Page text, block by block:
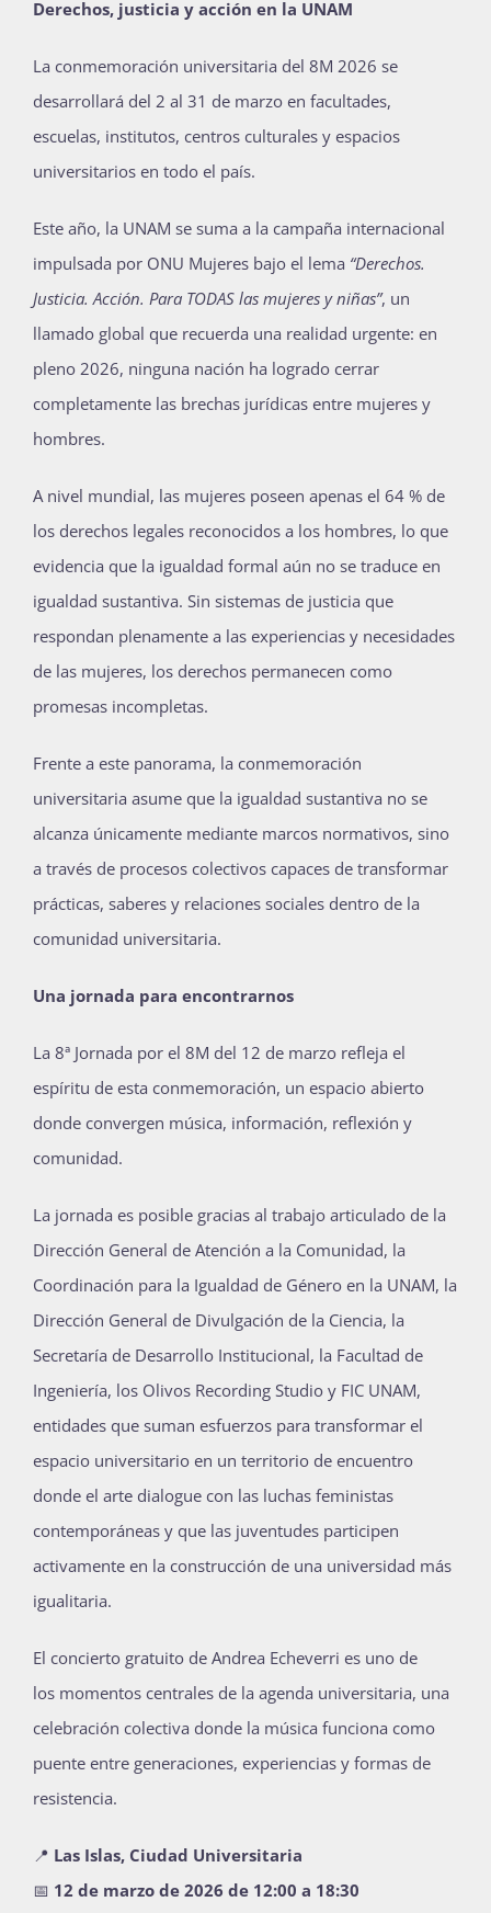
Derechos, justicia y acción en la UNAM
La conmemoración universitaria del 8M 2026 se
desarrollará del 2 al 31 de marzo en facultades,
escuelas, institutos, centros culturales y espacios
universitarios en todo el país.
Este año, la UNAM se suma a la campaña internacional
impulsada por ONU Mujeres bajo el lema “Derechos.
Justicia. Acción. Para TODAS las mujeres y niñas”, un
llamado global que recuerda una realidad urgente: en
pleno 2026, ninguna nación ha logrado cerrar
completamente las brechas jurídicas entre mujeres y
hombres.
A nivel mundial, las mujeres poseen apenas el 64 % de
los derechos legales reconocidos a los hombres, lo que
evidencia que la igualdad formal aún no se traduce en
igualdad sustantiva. Sin sistemas de justicia que
respondan plenamente a las experiencias y necesidades
de las mujeres, los derechos permanecen como
promesas incompletas.
Frente a este panorama, la conmemoración
universitaria asume que la igualdad sustantiva no se
alcanza únicamente mediante marcos normativos, sino
a través de procesos colectivos capaces de transformar
prácticas, saberes y relaciones sociales dentro de la
comunidad universitaria.
Una jornada para encontrarnos
La 8ª Jornada por el 8M del 12 de marzo refleja el
espíritu de esta conmemoración, un espacio abierto
donde convergen música, información, reflexión y
comunidad.
La jornada es posible gracias al trabajo articulado de la
Dirección General de Atención a la Comunidad, la
Coordinación para la Igualdad de Género en la UNAM, la
Dirección General de Divulgación de la Ciencia, la
Secretaría de Desarrollo Institucional, la Facultad de
Ingeniería, los Olivos Recording Studio y FIC UNAM,
entidades que suman esfuerzos para transformar el
espacio universitario en un territorio de encuentro
donde el arte dialogue con las luchas feministas
contemporáneas y que las juventudes participen
activamente en la construcción de una universidad más
igualitaria.
El concierto gratuito de Andrea Echeverri es uno de
los momentos centrales de la agenda universitaria, una
celebración colectiva donde la música funciona como
puente entre generaciones, experiencias y formas de
resistencia.
📍 Las Islas, Ciudad Universitaria
📅 12 de marzo de 2026 de 12:00 a 18:30